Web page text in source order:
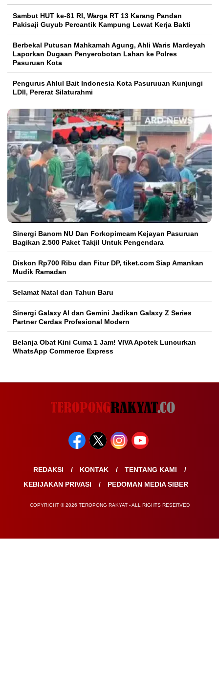
Sambut HUT ke-81 RI, Warga RT 13 Karang Pandan
Pakisaji Guyub Percantik Kampung Lewat Kerja Bakti
Berbekal Putusan Mahkamah Agung, Ahli Waris Mardeyah
Laporkan Dugaan Penyerobotan Lahan ke Polres
Pasuruan Kota
Pengurus Ahlul Bait Indonesia Kota Pasuruuan Kunjungi
LDII, Pererat Silaturahmi
Sinergi Banom NU Dan Forkopimcam Kejayan Pasuruan
Bagikan 2.500 Paket Takjil Untuk Pengendara
Diskon Rp700 Ribu dan Fitur DP, tiket.com Siap Amankan
Mudik Ramadan
Selamat Natal dan Tahun Baru
Sinergi Galaxy AI dan Gemini Jadikan Galaxy Z Series
Partner Cerdas Profesional Modern
Belanja Obat Kini Cuma 1 Jam! VIVA Apotek Luncurkan
WhatsApp Commerce Express
REDAKSI KONTAK
TENTANG KAMI
KEBIJAKAN PRIVASI
PEDOMAN MEDIA SIBER
COPYRIGHT © 2026 TEROPONG RAKYAT - ALL RIGHTS RESERVED